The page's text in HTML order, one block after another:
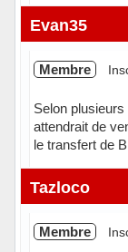
Hors ligne
Evan35
Membre
Selon
attendrait de
le transfert de
Hors ligne
Tazloco
Membre